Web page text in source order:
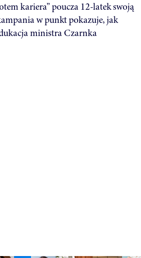
kariera” poucza 12-latek swoją
w punkt pokazuje, jak
ministra Czarnka